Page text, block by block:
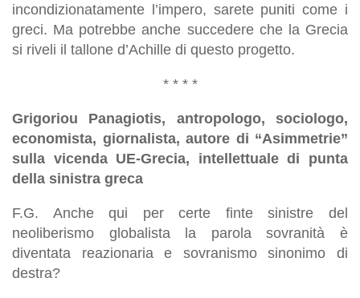
incondizionatamente l’impero, sarete puniti come i
greci. Ma potrebbe anche succedere che la Grecia
si riveli il tallone d’Achille di questo progetto.
* * * *
Grigoriou Panagiotis, antropologo, sociologo,
economista, giornalista, autore di “Asimmetrie”
sulla vicenda UE-Grecia, intellettuale di punta
della sinistra greca
F.G. Anche qui per certe finte sinistre del
neoliberismo globalista la parola sovranità è
diventata reazionaria e sovranismo sinonimo di
destra?